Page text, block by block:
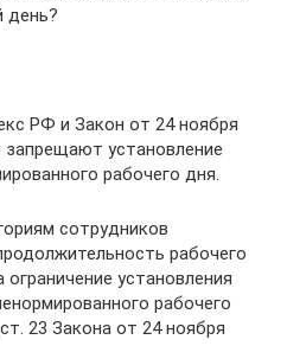
день?
РФ и Закон от 24 ноября
установление
рабочего дня.
сотрудников
рабочего
установления
рабочего
23 Закона от 24 ноября